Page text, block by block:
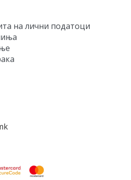
на лични податоци